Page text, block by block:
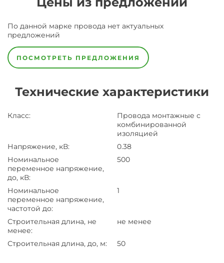
По данной марке провода нет актуальных
предложений
ПОСМОТРЕТЬ ПРЕДЛОЖЕНИЯ
Технические характеристики
Класс:
Провода монтажные с
комбинированной
изоляцией
Напряжение, кВ:
0.38
Номинальное
переменное напряжение,
до, кВ:
500
Номинальное
переменное напряжение,
частотой до:
1
Строительная длина, не
менее:
не менее
Строительная длина, до, м: 50